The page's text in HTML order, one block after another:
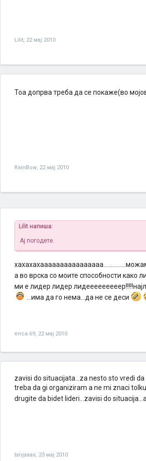
Lilit, 22 мај 2010
Тоа допрва треба да се покаже(во
RainBow, 22 мај 2010
Lilit напиша:
Ај погодете.
а во врска со моите способности како
ми е лидер лидер
...има да го нема...да не се деси
enca.69, 22 мај 2010
zavisi do situacijata...za nesto sto vredi
treba da gi organiziram a ne mi znaci
drugite da bidet lideri...zavisi do
tanjaaaa, 23 мај 2010